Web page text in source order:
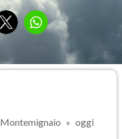
Montemignaio oggi